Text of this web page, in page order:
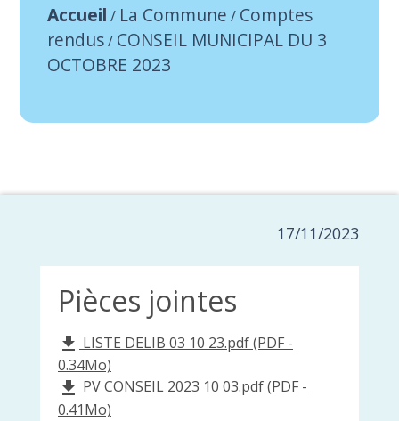
Accueil / La Commune / Comptes
rendus/ CONSEIL MUNICIPAL DU 3
OCTOBRE 2023
17/11/2023
Pièces jointes
file_download LISTE DELIB 03 10 23.pdf (PDF -
0.34Mo)
file_download PV CONSEIL 2023 10 03.pdf (PDF -
0.41Mo)